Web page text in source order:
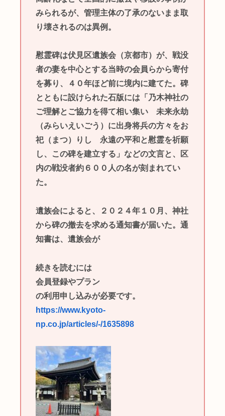
みられるが、管理主体の了承のないまま取
り壊されるのは異例。
慰霊碑は伏見区遺族会（京都市）が、戦没
者の妻を中心とする当時の会員らから寄付
を募り、４０年ほど前に境内に建てた。碑
とともに設けられた石版には「乃木神社の
ご理解とご協力を得て相い集い 未来永劫
（みらいえいごう）に出身将兵の方々をお
祀（まつ）りし 永遠の平和と慰霊を祈願
し、この碑を建立する」などの文言と、区
内の戦没者約６００人の名が刻まれてい
た。
遺族会によると、２０２４年１０月、神社
から碑の撤去を求める通知書が届いた。通
知書は、遺族会が
続きを読むには
会員登録やプラン
の利用申し込みが必要です。
https://www.kyoto-
np.co.jp/articles/-/1635898